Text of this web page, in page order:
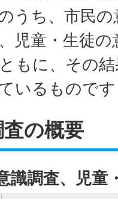
うち、市民
児童・生徒
もに、その
いるものです
査の概要
識調査、児童